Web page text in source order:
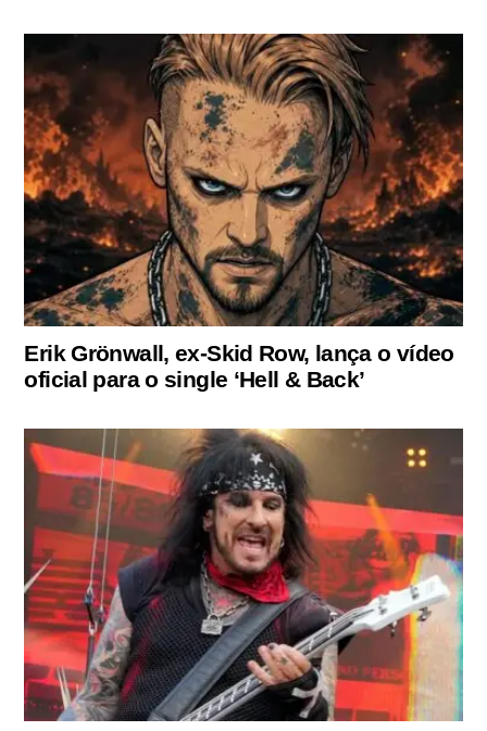
Erik Grönwall, ex-Skid Row, lança o vídeo
oficial para o single ‘Hell & Back’